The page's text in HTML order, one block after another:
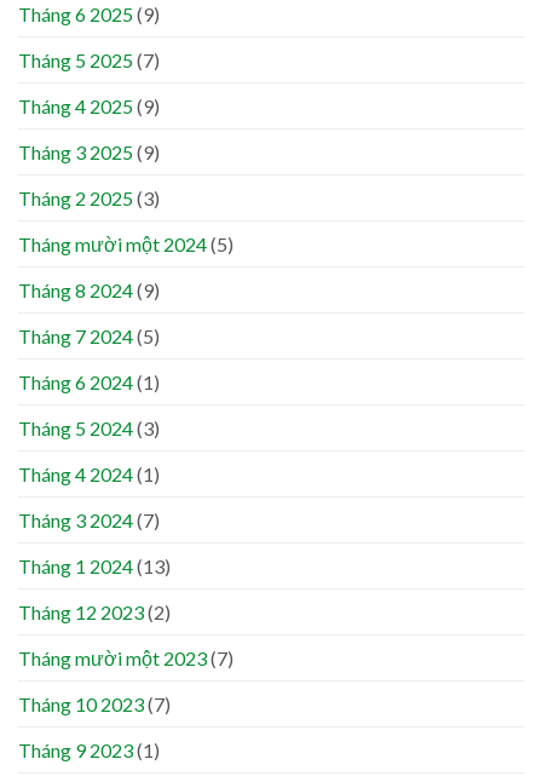
Tháng 6 2025(9)
Tháng 5 2025(7)
Tháng 4 2025(9)
Tháng 3 2025(9)
Tháng 2 2025(3)
Tháng mười một 2024(5)
Tháng 8 2024(9)
Tháng 7 2024(5)
Tháng 6 2024(1)
Tháng 5 2024(3)
Tháng 4 2024(1)
Tháng 3 2024(7)
Tháng 1 2024(13)
Tháng 12 2023(2)
Tháng mười một 2023(7)
Tháng 10 2023(7)
Tháng 9 2023(1)